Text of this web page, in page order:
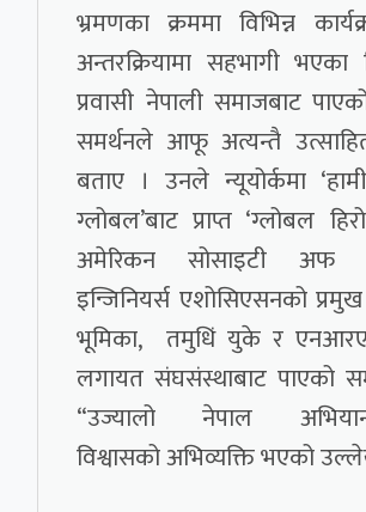
भ्रमणका क्रममा विभिन्न
अन्तरक्रियामा सहभागी
प्रवासी नेपाली समाजबाट
समर्थनले आफू अत्यन्तै
बताए । उनले न्यूयोर्कमा
ग्लोबल’बाट प्राप्त ‘ग्लोबल
अमेरिकन सोसाइटी अफ
इन्जिनियर्स एशोसिएसनको
भूमिका, तमुधिं युके र
लगायत संघसंस्थाबाट पाएको
“उज्यालो नेपाल
विश्वासको अभिव्यक्ति भएको